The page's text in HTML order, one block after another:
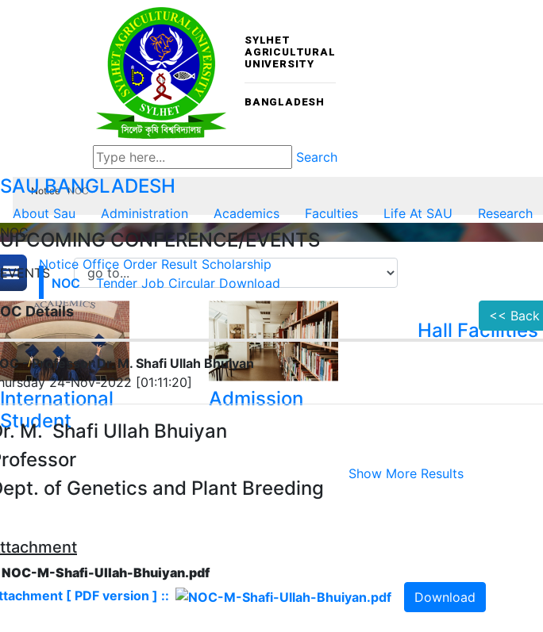
SYLHET
AGRICULTURAL
UNIVERSITY
BANGLADESH
Search
SAUBANGLADESH
About Sau Administration Academics Faculties Life At SAU Research
UPCOMING CONFERENCE/EVENTS
EVENTS
International
Student
Admission
Hall Facilities
Show More Results
Notice NOC
NOC
Notice Office Order Result Scholarship
NOC
Tender Job Circular Download
Details <<
- Professor Dr. M. Shafi Ullah Bhuiyan
24-Nov-2022 [01:11:20]
M. Shafi Ullah Bhuiyan
of Genetics and Plant Breeding
NOC-M-Shafi-Ullah-Bhuiyan.pdf
[ PDF version ] ::
Download